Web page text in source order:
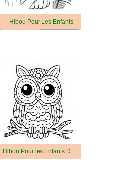
Hibou Pour Les Enfants
Hibou Pour les Enfants De 6 An